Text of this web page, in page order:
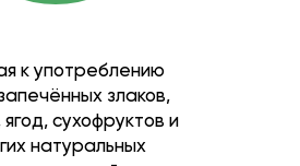
к употреблению
злаков,
сухофруктов и
натуральных